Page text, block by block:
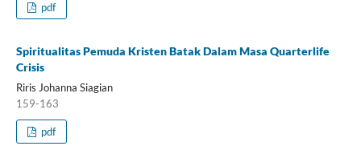
pdf
Spiritualitas Pemuda Kristen Batak Dalam Masa Quarterlife
Crisis
Riris Johanna Siagian
159-163
pdf